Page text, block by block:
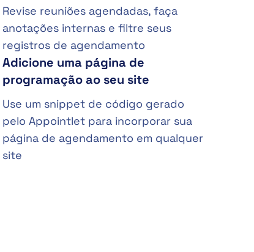
Revise reuniões agendadas, faça
anotações internas e filtre seus
registros de agendamento
Adicione uma página de
programação ao seu site
Use um snippet de código gerado
pelo Appointlet para incorporar sua
página de agendamento em qualquer
site